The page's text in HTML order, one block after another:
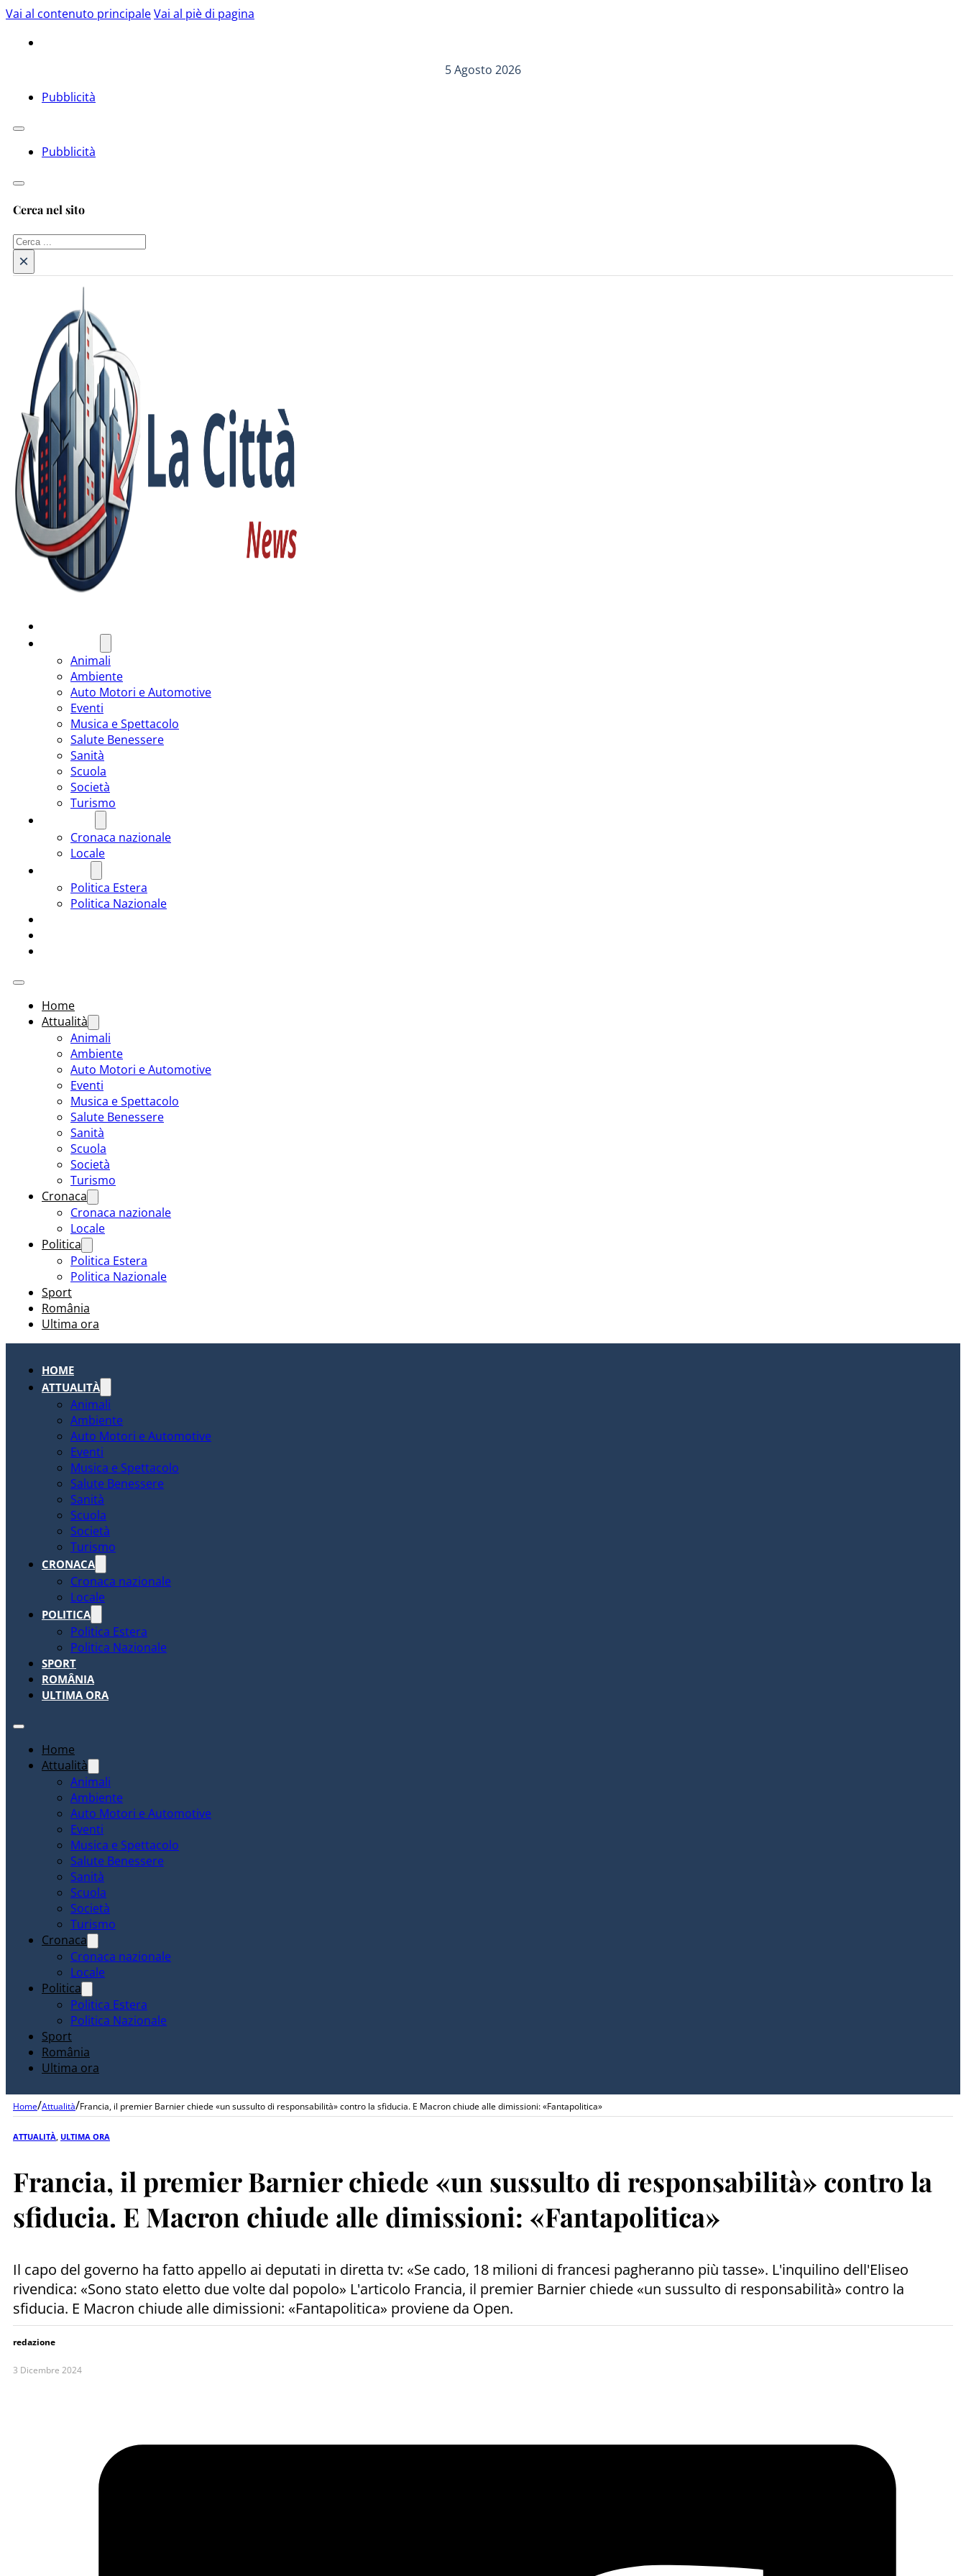
Vai al contenuto principaleVai al piè di pagina
5 Agosto 2026
Pubblicità
Pubblicità
Cerca nel sito
Cerca
×
Animali
Ambiente
Auto Motori e Automotive
Eventi
Musica e Spettacolo
Salute Benessere
Sanità
Scuola
Società
Turismo
Cronaca nazionale
Locale
Politica Estera
Politica Nazionale
Home
Attualità
Animali
Ambiente
Auto Motori e Automotive
Eventi
Musica e Spettacolo
Salute Benessere
Sanità
Scuola
Società
Turismo
Cronaca
Cronaca nazionale
Locale
Politica
Politica Estera
Politica Nazionale
Sport
România
Ultima ora
HOME
ATTUALITÀ
Animali
Ambiente
Auto Motori e Automotive
Eventi
Musica e Spettacolo
Salute Benessere
Sanità
Scuola
Società
Turismo
CRONACA
Cronaca nazionale
Locale
POLITICA
Politica Estera
Politica Nazionale
SPORT
ROMÂNIA
ULTIMA ORA
Home
Attualità
Animali
Ambiente
Auto Motori e Automotive
Eventi
Musica e Spettacolo
Salute Benessere
Sanità
Scuola
Società
Turismo
Cronaca
Cronaca nazionale
Locale
Politica
Politica Estera
Politica Nazionale
Sport
România
Ultima ora
Home/Attualità/Francia, il premier Barnier chiede «un sussulto di responsabilità» contro la sfiducia. E Macron chiude alle dimissioni: «Fantapolitica»
ATTUALITÀ ULTIMA ORA
Francia, il premier Barnier chiede «un sussulto di responsabilità» contro la
sfiducia. E Macron chiude alle dimissioni: «Fantapolitica»
Il capo del governo ha fatto appello ai deputati in diretta tv: «Se cado, 18 milioni di francesi pagheranno più tasse». L'inquilino dell'Eliseo
rivendica: «Sono stato eletto due volte dal popolo» L'articolo Francia, il premier Barnier chiede «un sussulto di responsabilità» contro la
sfiducia. E Macron chiude alle dimissioni: «Fantapolitica» proviene da Open.
redazione
3 Dicembre 2024